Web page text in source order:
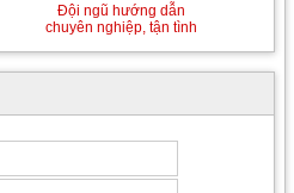
Đội ngũ hướng dẫn
chuyên nghiệp, tận tình